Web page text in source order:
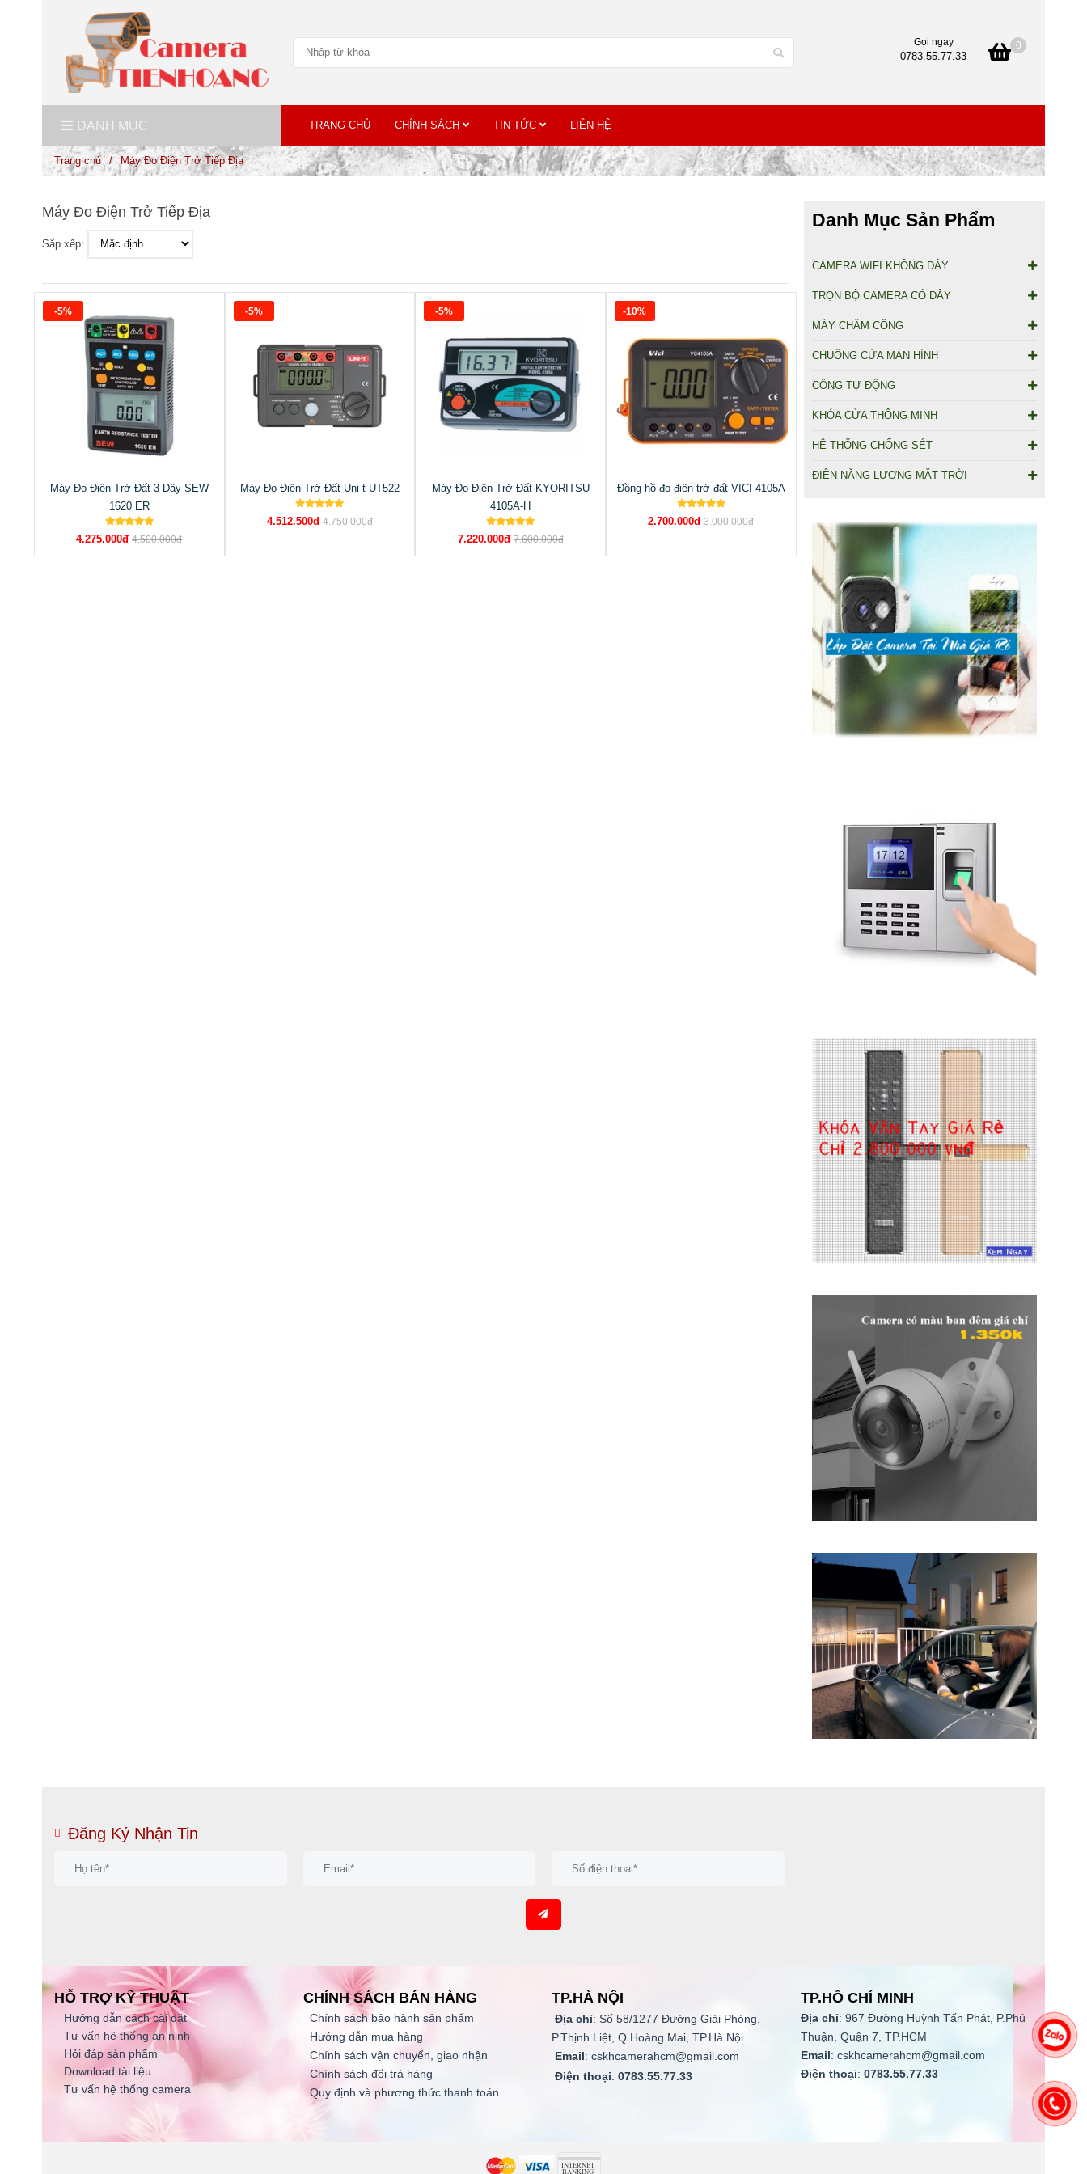
Gọi ngay
0783.55.77.33
0
DANH MỤC TRANG CHỦ CHÍNH SÁCH TIN TỨC LIÊN HỆ
Trang chủ / Máy Đo Điện Trở Tiếp Địa
Máy Đo Điện Trở Tiếp Địa
Sắp xếp:
Máy Đo Điện Trở Đất 3 Dây SEW
1620 ER
4.275.000đ 4.500.000đ
-5%
Máy Đo Điện Trở Đất Uni-t UT522
4.512.500đ 4.750.000đ
-5%
Máy Đo Điện Trở Đất KYORITSU
4105A-H
7.220.000đ 7.600.000đ
-5%
Đồng hồ đo điện trở đất VICI 4105A
2.700.000đ 3.000.000đ
-10%
Danh Mục Sản Phẩm
CAMERA WIFI KHÔNG DÂY
TRỌN BỘ CAMERA CÓ DÂY
MÁY CHẤM CÔNG
CHUÔNG CỬA MÀN HÌNH
CỔNG TỰ ĐỘNG
KHÓA CỬA THÔNG MINH
HỆ THỐNG CHỐNG SÉT
ĐIỆN NĂNG LƯỢNG MẶT TRỜI
Đăng Ký Nhận Tin
HỖ TRỢ KỸ THUẬT
Hướng dẫn cách cài đặt
Tư vấn hệ thống an ninh
Hỏi đáp sản phẩm
Download tài liệu
Tư vấn hệ thống camera
CHÍNH SÁCH BÁN HÀNG
Chính sách bảo hành sản phẩm
Hướng dẫn mua hàng
Chính sách vận chuyển, giao nhận
Chính sách đổi trả hàng
Quy định và phương thức thanh toán
TP.HÀ NỘI
Địa chỉ: Số 58/1277 Đường Giải Phóng,
P.Thịnh Liệt, Q.Hoàng Mai, TP.Hà Nội
Email: cskhcamerahcm@gmail.com
Điện thoại: 0783.55.77.33
TP.HỒ CHÍ MINH
Địa chỉ: 967 Đường Huỳnh Tấn Phát, P.Phú
Thuận, Quận 7, TP.HCM
Email: cskhcamerahcm@gmail.com
Điện thoại: 0783.55.77.33